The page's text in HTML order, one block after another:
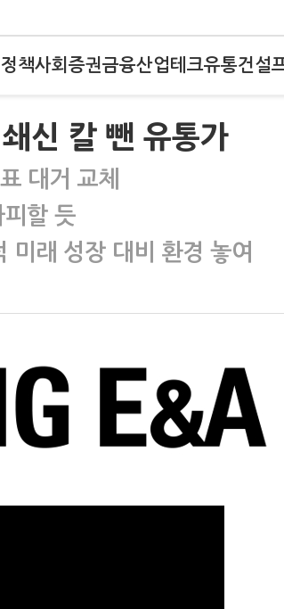
정책사회 증권금융산업테크유통건설
신 칼 뺀 유통가
대거 교체
피할 듯
래 성장 대비 환경 놓여